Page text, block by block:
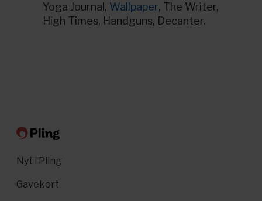
Yoga Journal, Wallpaper, The Writer,
High Times, Handguns, Decanter.
Nyt i Pling
Gavekort